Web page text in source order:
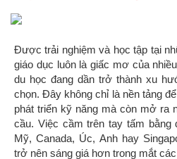
Được trải nghiệm và học tập tại
giáo dục luôn là giấc mơ của
du học đang dần trở thành xu
chọn. Đây không chỉ là nền tảng
phát triển kỹ năng mà còn mở ra
cầu. Việc cầm trên tay tấm
Mỹ, Canada, Úc, Anh hay
trở nên sáng giá hơn trong mắt